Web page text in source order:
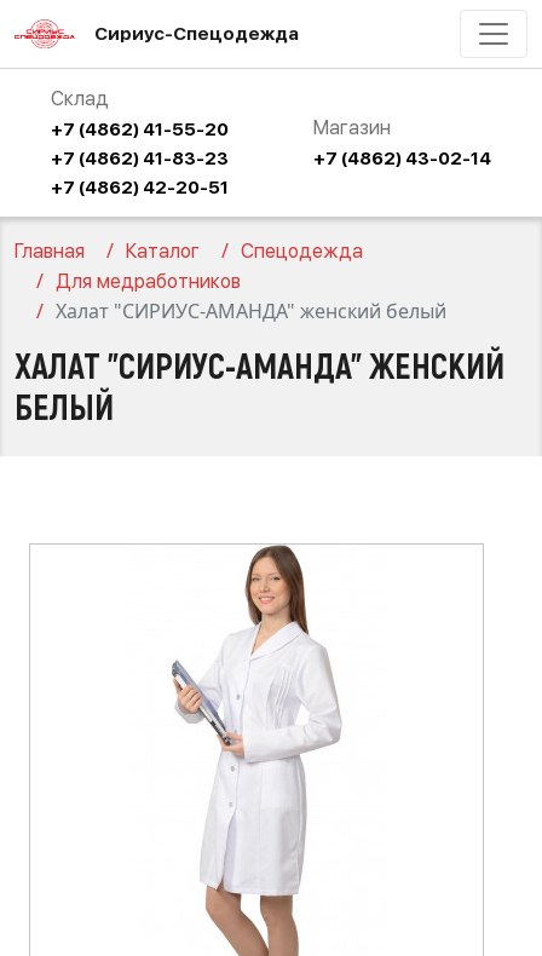
Сириус-Спецодежда
Склад
+7 (4862) 41-55-20
+7 (4862) 41-83-23
+7 (4862) 42-20-51
Магазин
+7 (4862) 43-02-14
Главная Каталог
Спецодежда
Для медработников
Халат "СИРИУС-АМАНДА" женский белый
ХАЛАТ "СИРИУС-АМАНДА" ЖЕНСКИЙ
БЕЛЫЙ